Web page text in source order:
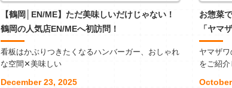
【鶴岡│EN/ME】ただ美味しいだけじゃない！
鶴岡の人気店EN/MEへ初訪問！
看板はかぶりつきたくなるハンバーガー、おしゃれ
な空間✕美味しい
December 23, 2025
お惣菜
「ヤマ
ヤマザ
をご紹介